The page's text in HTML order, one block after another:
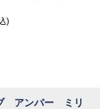
)
アンバー ミリ